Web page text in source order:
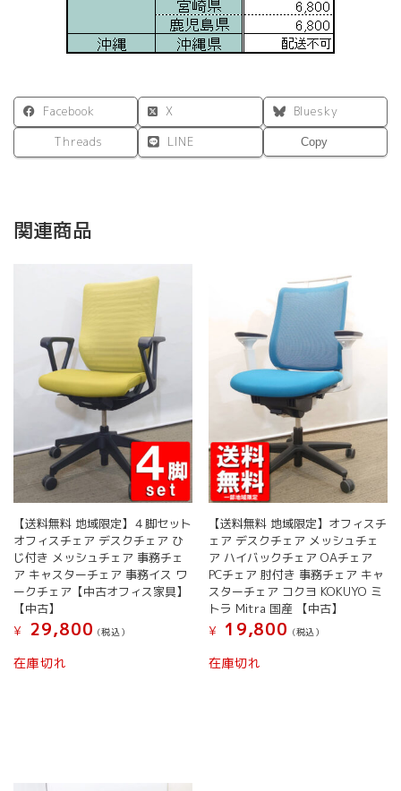
Facebook X
Bluesky
Threads
LINE Copy
関連商品
【送料無料 地域限定】４脚セット
オフィスチェア デスクチェア ひ
じ付き メッシュチェア 事務チェ
ア キャスターチェア 事務イス ワ
ークチェア【中古オフィス家具】
【中古】
¥
29,800 (税込）
在庫切れ
【送料無料 地域限定】オフィスチ
ェア デスクチェア メッシュチェ
ア ハイバックチェア OAチェア
PCチェア 肘付き 事務チェア キャ
スターチェア コクヨ KOKUYO ミ
トラ Mitra 国産 【中古】
¥
19,800 (税込）
在庫切れ